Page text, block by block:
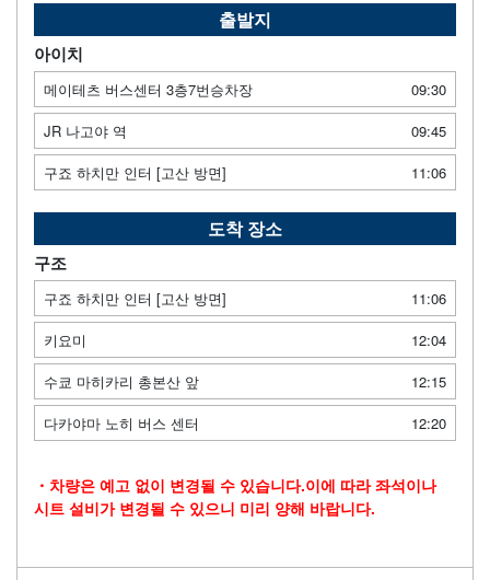
출발지
아이치
메이테츠 버스센터 3층7번승차장
09:30
JR 나고야 역
09:45
구죠 하치만 인터 [고산 방면]
11:06
도착 장소
구조
구죠 하치만 인터 [고산 방면]
11:06
키요미
12:04
수쿄 마히카리 총본산 앞
12:15
다카야마 노히 버스 센터
12:20
・차량은 예고 없이 변경될 수 있습니다.이에 따라 좌석이나
시트 설비가 변경될 수 있으니 미리 양해 바랍니다.